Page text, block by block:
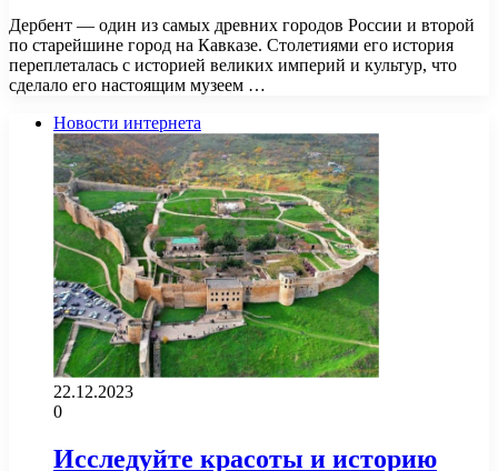
Дербент — один из самых древних городов России и второй
по старейшине город на Кавказе. Столетиями его история
переплеталась с историей великих империй и культур, что
сделало его настоящим музеем …
Новости интернета
22.12.2023
0
Исследуйте красоты и историю